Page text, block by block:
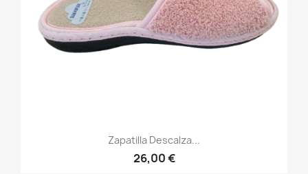
Zapatilla Descalza...
26,00 €